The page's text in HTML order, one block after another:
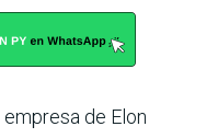
de Elon